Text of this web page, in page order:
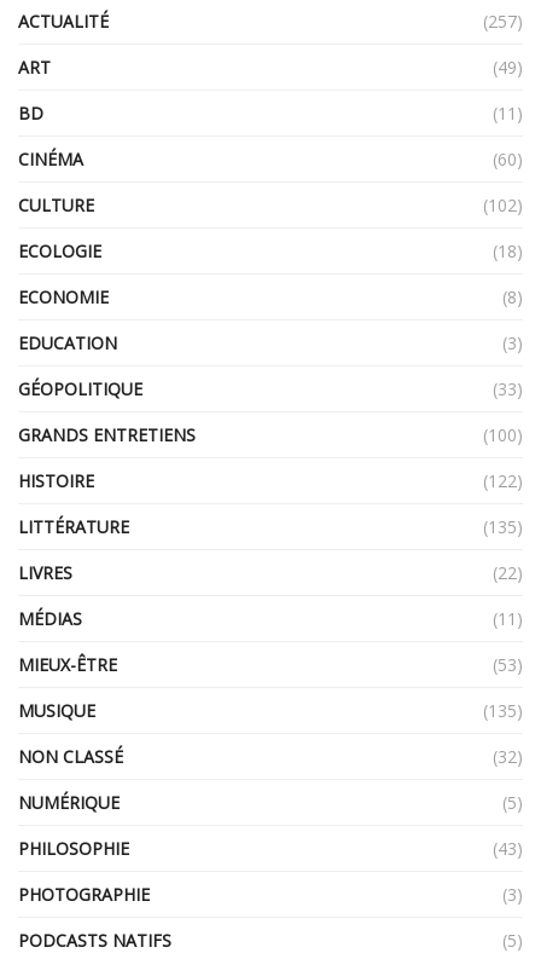
ACTUALITÉ
(257)
ART
(49)
BD
(11)
CINÉMA
(60)
CULTURE
(102)
ECOLOGIE
(18)
ECONOMIE
(8)
EDUCATION
(3)
GÉOPOLITIQUE
(33)
GRANDS ENTRETIENS
(100)
HISTOIRE
(122)
LITTÉRATURE
(135)
LIVRES
(22)
MÉDIAS
(11)
MIEUX-ÊTRE
(53)
MUSIQUE
(135)
NON CLASSÉ
(32)
NUMÉRIQUE
(5)
PHILOSOPHIE
(43)
PHOTOGRAPHIE
(3)
PODCASTS NATIFS
(5)